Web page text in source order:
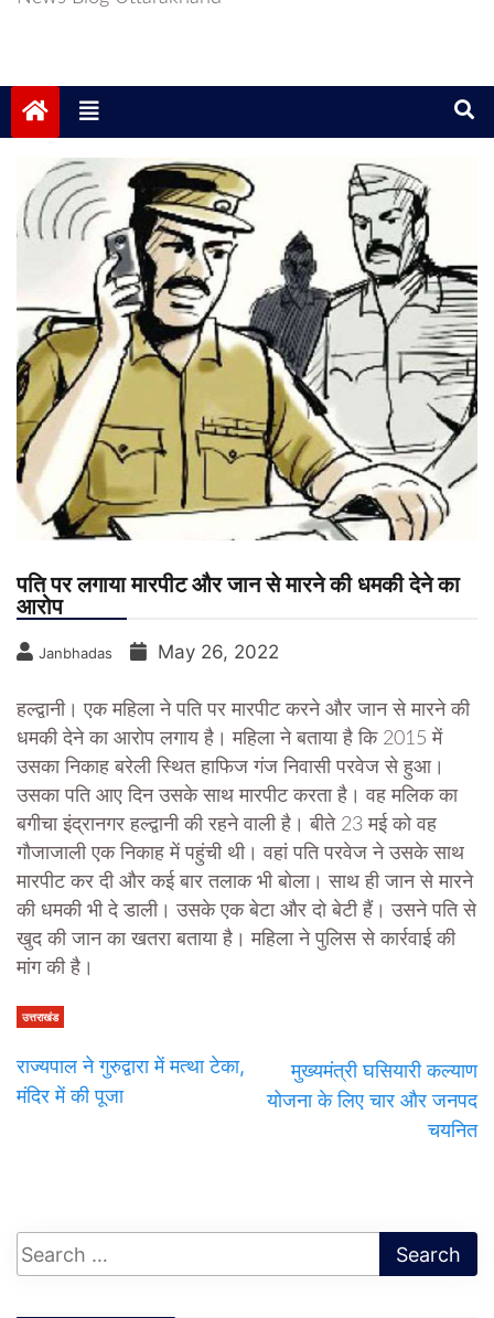
पति पर लगाया मारपीट और जान से मारने की धमकी देने का
आरोप
Janbhadas May 26, 2022
हल्द्वानी। एक महिला ने पति पर मारपीट करने और जान से मारने की
धमकी देने का आरोप लगाय है। महिला ने बताया है कि 2015 में
उसका निकाह बरेली स्थित हाफिज गंज निवासी परवेज से हुआ।
उसका पति आए दिन उसके साथ मारपीट करता है। वह मलिक का
बगीचा इंद्रानगर हल्द्वानी की रहने वाली है। बीते 23 मई को वह
गौजाजाली एक निकाह में पहुंची थी। वहां पति परवेज ने उसके साथ
मारपीट कर दी और कई बार तलाक भी बोला। साथ ही जान से मारने
की धमकी भी दे डाली। उसके एक बेटा और दो बेटी हैं। उसने पति से
खुद की जान का खतरा बताया है। महिला ने पुलिस से कार्रवाई की
मांग की है।
उत्तराखंड
राज्यपाल ने गुरुद्वारा में मत्था टेका,
मंदिर में की पूजा
मुख्यमंत्री घसियारी कल्याण
योजना के लिए चार और जनपद
चयनित